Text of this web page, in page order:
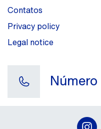
Contatos
Privacy policy
Legal notice
Número